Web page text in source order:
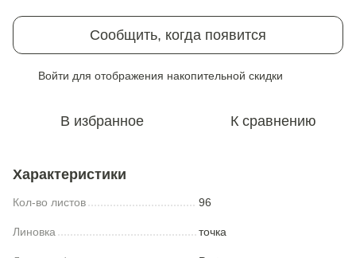
Сообщить, когда появится
Войти для отображения накопительной скидки
В избранное К сравнению
Характеристики
Кол-во листов 96
Линовка точка